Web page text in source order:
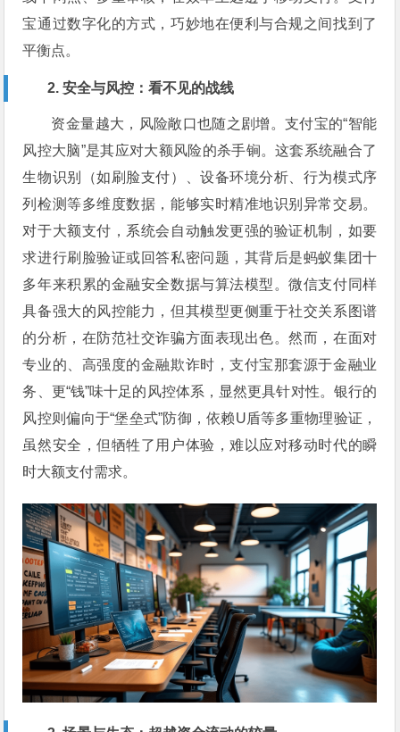
宝通过数字化的方式，巧妙地在便利与合规之间找到了
平衡点。
2. 安全与风控：看不见的战线
资金量越大，风险敞口也随之剧增。支付宝的“智能
风控大脑”是其应对大额风险的杀手锏。这套系统融合了
生物识别（如刷脸支付）、设备环境分析、行为模式序
列检测等多维度数据，能够实时精准地识别异常交易。
对于大额支付，系统会自动触发更强的验证机制，如要
求进行刷脸验证或回答私密问题，其背后是蚂蚁集团十
多年来积累的金融安全数据与算法模型。微信支付同样
具备强大的风控能力，但其模型更侧重于社交关系图谱
的分析，在防范社交诈骗方面表现出色。然而，在面对
专业的、高强度的金融欺诈时，支付宝那套源于金融业
务、更“钱”味十足的风控体系，显然更具针对性。银行的
风控则偏向于“堡垒式”防御，依赖U盾等多重物理验证，
虽然安全，但牺牲了用户体验，难以应对移动时代的瞬
时大额支付需求。